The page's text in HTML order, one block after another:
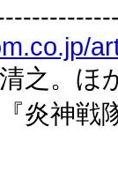
之。ほ
炎神